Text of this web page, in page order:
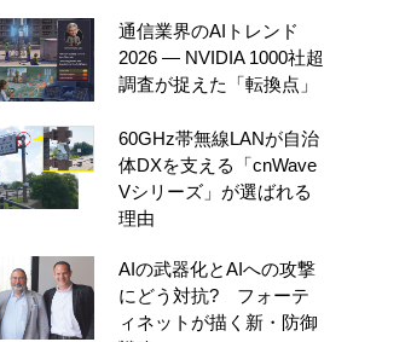
通信業界のAIトレンド
2026 ― NVIDIA 1000社超
調査が捉えた「転換点」
60GHz帯無線LANが自治
体DXを支える「cnWave
Vシリーズ」が選ばれる
理由
AIの武器化とAIへの攻撃
にどう対抗? フォーテ
ィネットが描く新・防御